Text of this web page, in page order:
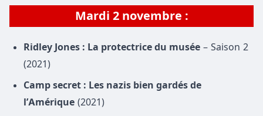
Mardi 2 novembre :
Ridley Jones : La protectrice du musée – Saison 2
(2021)
Camp secret : Les nazis bien gardés de
l’Amérique (2021)